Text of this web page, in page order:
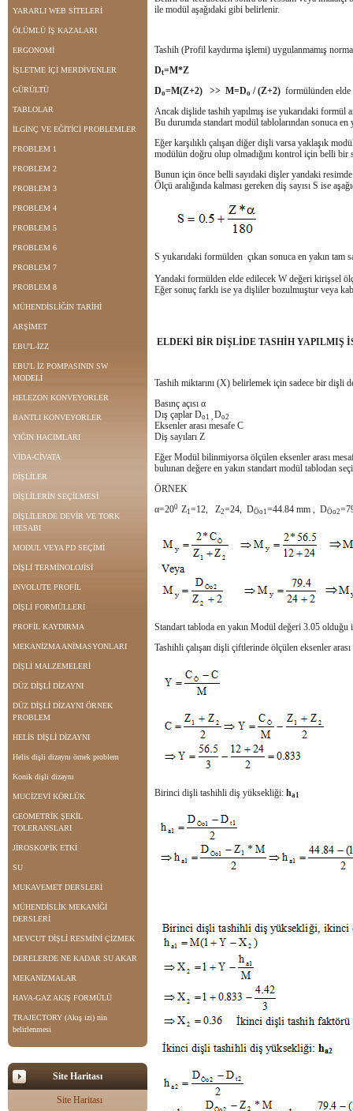
YARARLI WEB SİTELERİ
ÖLÜMLÜ İŞ KAZALARI
ERGONOMİ
İŞLETME İÇİ MERDİVENLER
GÜRÜLTÜ
TABLOLAR
İLGİNÇ VE EĞİTİCİ PROBLEMLER
PROBLEM 1
PROBLEM 2
PROBLEM 3
PROBLEM 4
PROBLEM 5
PROBLEM 6
PROBLEM 7
PROBLEM 8
MÜHENDİSLİĞİN TARİHİ
ARŞİMET
EBU'L-İZZ
EBU'L İZ POMPASININ SW
MODELİ
HELEZON KONVEYORLER
BANTLI KONVEYORLER
YIĞIN HACIMLARI
VİDA-CİVATA
DİŞLİLER
DİŞLİLERİN SEÇİLMESİ
DİŞLİLERDE DEVİR VE TORK
HESABI
MODUL VEYA PD SEÇİMİ
DİŞLİ TERMİNOLOJİSİ
INVOLUTE PROFİL
DİŞLİ FORMÜLLERİ
PROFİL KAYDIRMA
MEKANİZMA ANİMASYONLARI
DİŞLİ MALZEMELERİ
DÜZ DİŞLİ DİZAYNI
DÜZ DİŞLİ DİZAYNI ÖRNEK
PROBLEM
HELİS DİŞLİ DİZAYNI
Helis dişli dizaynı örnek problem
Konik dişli dizaynı
MUCİZEVİ KÖRLÜK
GEOMETRİK ŞEKİL
TOLERANSLARI
JİROSKOPİK ETKİ
SU
MUKAVEMET DERSLERİ
MÜHENDİSLİK MEKANİĞİ
DERSLERİ
MEVCUT DİŞLİ RESMİNİ ÇİZMEK
DERELERDE NE KADAR SU AKAR
MEKANİZMALAR
HAVA-GAZ AKIŞ FORMÜLÜ
TRAJECTORY (Akış izi) nin
belirlenmesi
Site Haritası
Site Haritası
ile modül aşağıdaki gibi belirlenir.
Tashih (Profil kaydırma işlemi) uygulanmamış
Dt=M*Z
Do=M(Z+2) >> M=Do / (Z+2) formülünden
Ancak dişlide tashih yapılmış ise yukarıdaki formül
Bu durumda standart modül tablolarından sonuca en
Eğer karşılıklı çalışan diğer dişli varsa yaklaşık
modülün doğru olup olmadığını kontrol için belli bir
Bunun için önce belli sayıdaki dişler yandaki
Ölçü aralığında kalması gereken diş sayısı S ise
S yukarıdaki formülden çıkan sonuca en yakın tam
Yandaki formülden elde edilecek W değeri kirişsel
Eğer sonuç farklı ise ya dişliler bozulmuştur veya
ELDEKİ BİR DİŞLİDE TASHİH YAPILMIŞ
Tashih miktarını (X) belirlemek için sadece bir dişli
Basınç açısı α
Dış çaplar Do1 , Do2
Eksenler arası mesafe C
Diş sayıları Z
Eğer Modül bilinmiyorsa ölçülen eksenler arası
bulunan değere en yakın standart modül tablodan
ÖRNEK
α=200 Z1=12, Z2=24, DÖo1=44.84 mm , DÖo2
Standart tabloda en yakın Modül değeri 3.05 olduğu
Tashihli çalışan dişli çiftlerinde ölçülen eksenler
Birinci dişli tashihli diş yüksekliği: ha1